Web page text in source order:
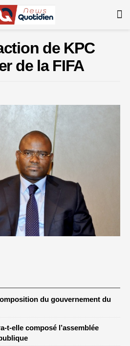
de KPC
de la FIFA
du gouvernement du
t-elle composé l’assemblée